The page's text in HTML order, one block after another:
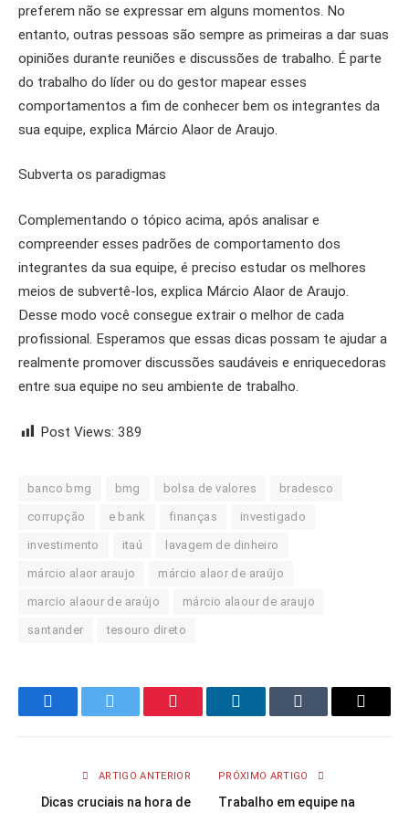
preferem não se expressar em alguns momentos. No
entanto, outras pessoas são sempre as primeiras a dar suas
opiniões durante reuniões e discussões de trabalho. É parte
do trabalho do líder ou do gestor mapear esses
comportamentos a fim de conhecer bem os integrantes da
sua equipe, explica Márcio Alaor de Araujo.
Subverta os paradigmas
Complementando o tópico acima, após analisar e
compreender esses padrões de comportamento dos
integrantes da sua equipe, é preciso estudar os melhores
meios de subvertê-los, explica Márcio Alaor de Araujo.
Desse modo você consegue extrair o melhor de cada
profissional. Esperamos que essas dicas possam te ajudar a
realmente promover discussões saudáveis e enriquecedoras
entre sua equipe no seu ambiente de trabalho.
Post Views: 389
banco bmg bmg bolsa de valores bradesco
corrupção e bank finanças investigado
investimento itaú lavagem de dinheiro
márcio alaor araujo márcio alaor de araújo
marcio alaour de araújo márcio alaour de araujo
santander tesouro direto
FacebookTwitter Pinterest LinkedInTumblr Email
ARTIGO ANTERIOR
Dicas cruciais na hora de
PRÓXIMO ARTIGO
Trabalho em equipe na